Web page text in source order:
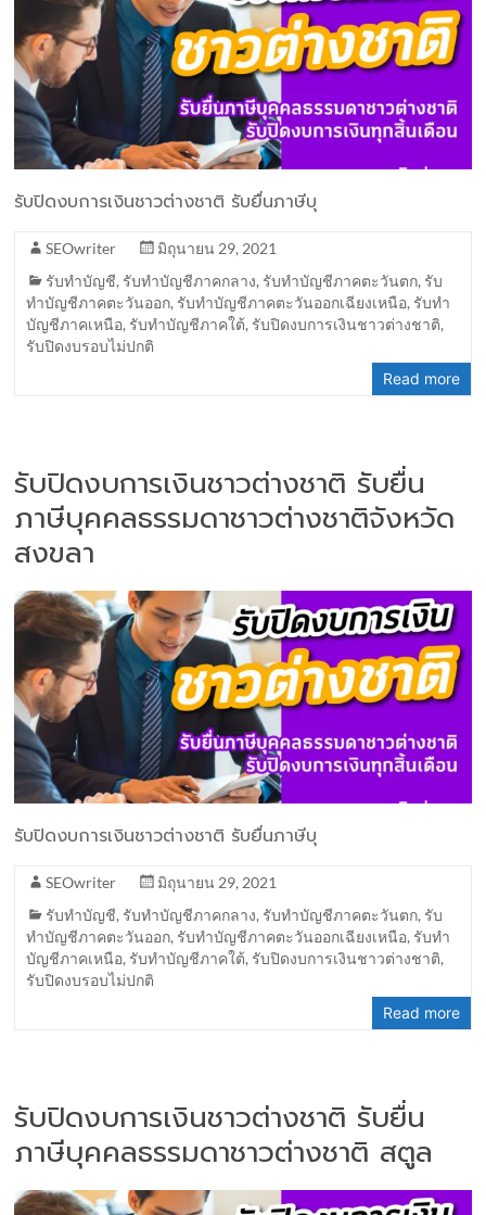
รับปิดงบการเงินชาวต่างชาติ รับยื่นภาษีบุ
SEOwriter
มิถุนายน 29, 2021
รับทำบัญชี, รับทำบัญชีภาคกลาง, รับทำบัญชีภาคตะวันตก, รับ
ทำบัญชีภาคตะวันออก, รับทำบัญชีภาคตะวันออกเฉียงเหนือ, รับทำ
บัญชีภาคเหนือ, รับทำบัญชีภาคใต้, รับปิดงบการเงินชาวต่างชาติ,
รับปิดงบรอบไม่ปกติ
Read more
รับปิดงบการเงินชาวต่างชาติ รับยื่น
ภาษีบุคคลธรรมดาชาวต่างชาติจังหวัด
สงขลา
รับปิดงบการเงินชาวต่างชาติ รับยื่นภาษีบุ
SEOwriter
มิถุนายน 29, 2021
รับทำบัญชี, รับทำบัญชีภาคกลาง, รับทำบัญชีภาคตะวันตก, รับ
ทำบัญชีภาคตะวันออก, รับทำบัญชีภาคตะวันออกเฉียงเหนือ, รับทำ
บัญชีภาคเหนือ, รับทำบัญชีภาคใต้, รับปิดงบการเงินชาวต่างชาติ,
รับปิดงบรอบไม่ปกติ
Read more
รับปิดงบการเงินชาวต่างชาติ รับยื่น
ภาษีบุคคลธรรมดาชาวต่างชาติ สตูล